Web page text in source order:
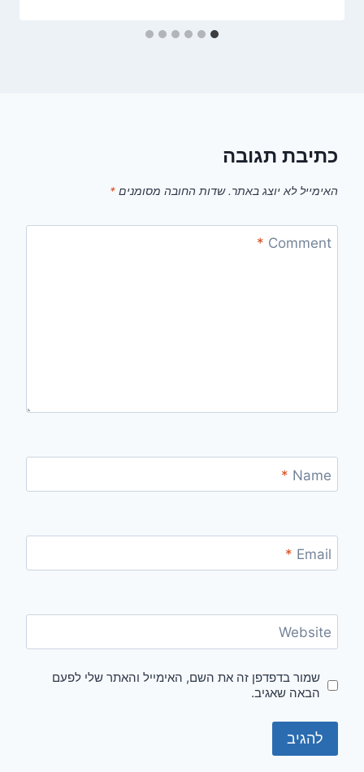
כתיבת תגובה
האימייל לא יוצג באתר. שדות החובה מסומנים *
Comment
*
Name
*
Email
*
Website
שמור בדפדפן זה את השם, האימייל והאתר שלי לפעם
הבאה שאגיב.